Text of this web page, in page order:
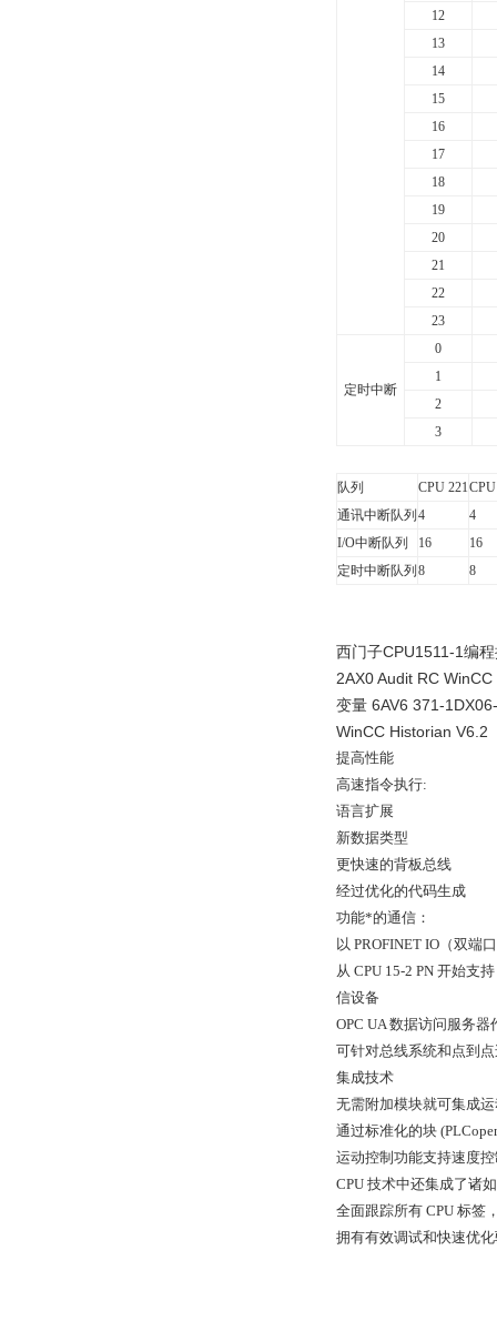
12
13
14
15
16
17
18
19
20
21
22
23
定时中断
0
1
2
3
队列 CPU 221
通讯中断队列 4
4
I/O中断队列 16
16
定时中断队列 8 8
西门子CPU1511-1编
2AX0 Audit RC
变量 6AV6 371-
WinCC Historian
提高性能
高速指令执行:
语言扩展
新数据类型
更快速的背板总线
经过优化的代码生成
功能*的通信：
以 PROFINET IO（双端
从 CPU 15-2 PN 开始支
信设备
OPC UA 数据访问服务
可针对总线系统和点到
集成技术
无需附加模块就可集成
通过标准化的块
运动控制功能支持速度
CPU 技术中还集成了诸
全面跟踪所有 CPU 标签
拥有有效调试和快速优